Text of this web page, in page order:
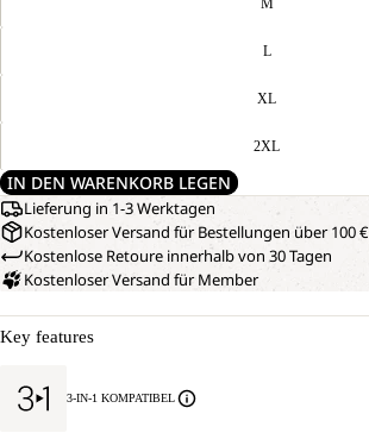
L
XL
2XL
IN DEN WARENKORB LEGEN
Lieferung in 1-3 Werktagen
Kostenloser Versand für Bestellungen über 100 €
Kostenlose Retoure innerhalb von 30 Tagen
Kostenloser Versand für Member
Key features
3-IN-1 KOMPATIBEL